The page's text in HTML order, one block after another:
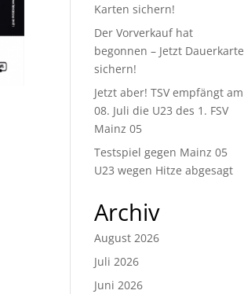
Karten sichern!
Der Vorverkauf hat
begonnen – Jetzt Dauerkarte
sichern!
Jetzt aber! TSV empfängt am
08. Juli die U23 des 1. FSV
Mainz 05
Testspiel gegen Mainz 05
U23 wegen Hitze abgesagt
Archiv
August 2026
Juli 2026
Juni 2026